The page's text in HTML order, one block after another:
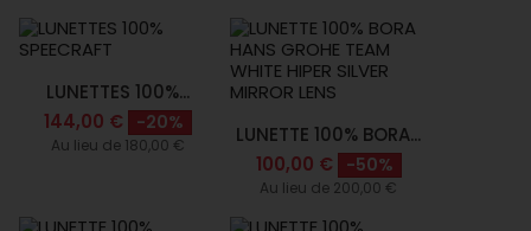
LUNETTES 100%...
144,00 €
-20%
Au lieu de 180,00 €
LUNETTE 100% BORA...
100,00 €
-50%
Au lieu de 200,00 €